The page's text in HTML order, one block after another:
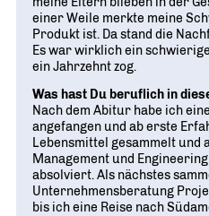
einer Weile merkte meine
Produkt ist. Da stand die
Es war wirklich ein
ein Jahrzehnt zog.
Was hast Du beruflich in
Nach dem Abitur habe ich
angefangen und ab erste
Lebensmittel gesammelt und
Management und
absolviert. Als nächstes
Unternehmensberatung
bis ich eine Reise nach